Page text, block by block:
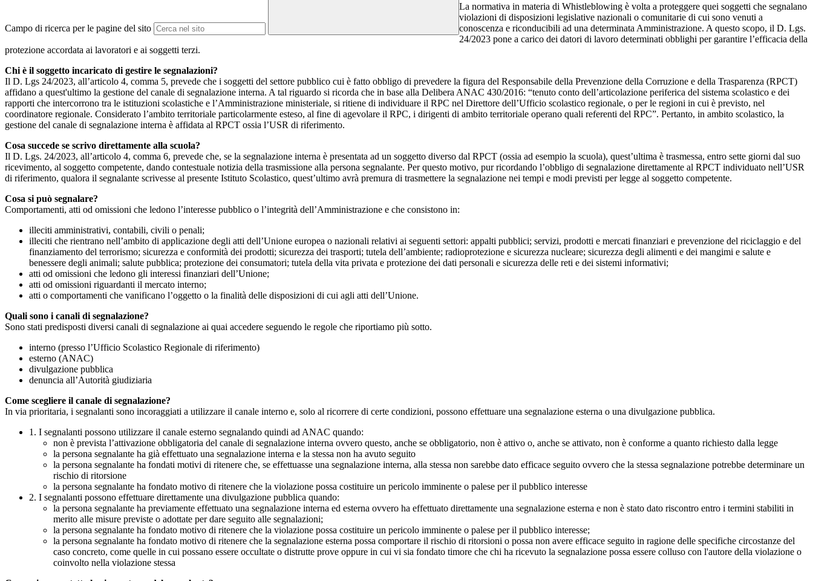
Campo di ricerca per le pagine del sito
La normativa in materia di Whistleblowing è volta a proteggere quei soggetti che segnalano
violazioni di disposizioni legislative nazionali o comunitarie di cui sono venuti a
conoscenza e riconducibili ad una determinata Amministrazione. A questo scopo, il D. Lgs.
24/2023 pone a carico dei datori di lavoro determinati obblighi per garantire l’efficacia della
protezione accordata ai lavoratori e ai soggetti terzi.
Chi è il soggetto incaricato di gestire le segnalazioni?
Il D. Lgs 24/2023, all’articolo 4, comma 5, prevede che i soggetti del settore pubblico cui è fatto obbligo di prevedere la figura del Responsabile della Prevenzione della Corruzione e della Trasparenza (RPCT)
affidano a quest'ultimo la gestione del canale di segnalazione interna. A tal riguardo si ricorda che in base alla Delibera ANAC 430/2016: “tenuto conto dell’articolazione periferica del sistema scolastico e dei
rapporti che intercorrono tra le istituzioni scolastiche e l’Amministrazione ministeriale, si ritiene di individuare il RPC nel Direttore dell’Ufficio scolastico regionale, o per le regioni in cui è previsto, nel
coordinatore regionale. Considerato l’ambito territoriale particolarmente esteso, al fine di agevolare il RPC, i dirigenti di ambito territoriale operano quali referenti del RPC”. Pertanto, in ambito scolastico, la
gestione del canale di segnalazione interna è affidata al RPCT ossia l’USR di riferimento.
Cosa succede se scrivo direttamente alla scuola?
Il D. Lgs. 24/2023, all’articolo 4, comma 6, prevede che, se la segnalazione interna è presentata ad un soggetto diverso dal RPCT (ossia ad esempio la scuola), quest’ultima è trasmessa, entro sette giorni dal suo
ricevimento, al soggetto competente, dando contestuale notizia della trasmissione alla persona segnalante. Per questo motivo, pur ricordando l’obbligo di segnalazione direttamente al RPCT individuato nell’USR
di riferimento, qualora il segnalante scrivesse al presente Istituto Scolastico, quest’ultimo avrà premura di trasmettere la segnalazione nei tempi e modi previsti per legge al soggetto competente.
Cosa si può segnalare?
Comportamenti, atti od omissioni che ledono l’interesse pubblico o l’integrità dell’Amministrazione e che consistono in:
illeciti amministrativi, contabili, civili o penali;
illeciti che rientrano nell’ambito di applicazione degli atti dell’Unione europea o nazionali relativi ai seguenti settori: appalti pubblici; servizi, prodotti e mercati finanziari e prevenzione del riciclaggio e del
finanziamento del terrorismo; sicurezza e conformità dei prodotti; sicurezza dei trasporti; tutela dell’ambiente; radioprotezione e sicurezza nucleare; sicurezza degli alimenti e dei mangimi e salute e
benessere degli animali; salute pubblica; protezione dei consumatori; tutela della vita privata e protezione dei dati personali e sicurezza delle reti e dei sistemi informativi;
atti od omissioni che ledono gli interessi finanziari dell’Unione;
atti od omissioni riguardanti il mercato interno;
atti o comportamenti che vanificano l’oggetto o la finalità delle disposizioni di cui agli atti dell’Unione.
Quali sono i canali di segnalazione?
Sono stati predisposti diversi canali di segnalazione ai quai accedere seguendo le regole che riportiamo più sotto.
interno (presso l’Ufficio Scolastico Regionale di riferimento)
esterno (ANAC)
divulgazione pubblica
denuncia all’Autorità giudiziaria
Come scegliere il canale di segnalazione?
In via prioritaria, i segnalanti sono incoraggiati a utilizzare il canale interno e, solo al ricorrere di certe condizioni, possono effettuare una segnalazione esterna o una divulgazione pubblica.
1. I segnalanti possono utilizzare il canale esterno segnalando quindi ad ANAC quando:
non è prevista l’attivazione obbligatoria del canale di segnalazione interna ovvero questo, anche se obbligatorio, non è attivo o, anche se attivato, non è conforme a quanto richiesto dalla legge
la persona segnalante ha già effettuato una segnalazione interna e la stessa non ha avuto seguito
la persona segnalante ha fondati motivi di ritenere che, se effettuasse una segnalazione interna, alla stessa non sarebbe dato efficace seguito ovvero che la stessa segnalazione potrebbe determinare un
rischio di ritorsione
la persona segnalante ha fondato motivo di ritenere che la violazione possa costituire un pericolo imminente o palese per il pubblico interesse
2. I segnalanti possono effettuare direttamente una divulgazione pubblica quando:
la persona segnalante ha previamente effettuato una segnalazione interna ed esterna ovvero ha effettuato direttamente una segnalazione esterna e non è stato dato riscontro entro i termini stabiliti in
merito alle misure previste o adottate per dare seguito alle segnalazioni;
la persona segnalante ha fondato motivo di ritenere che la violazione possa costituire un pericolo imminente o palese per il pubblico interesse;
la persona segnalante ha fondato motivo di ritenere che la segnalazione esterna possa comportare il rischio di ritorsioni o possa non avere efficace seguito in ragione delle specifiche circostanze del
caso concreto, come quelle in cui possano essere occultate o distrutte prove oppure in cui vi sia fondato timore che chi ha ricevuto la segnalazione possa essere colluso con l'autore della violazione o
coinvolto nella violazione stessa